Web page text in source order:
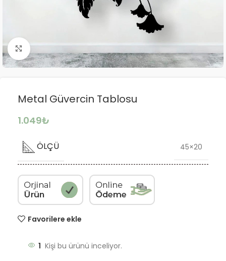
Büyütmek için tıklayın
Metal Güvercin Tablosu
1.049₺
ÖLÇÜ 45×20
Favorilere ekle
1 Kişi bu ürünü inceliyor.